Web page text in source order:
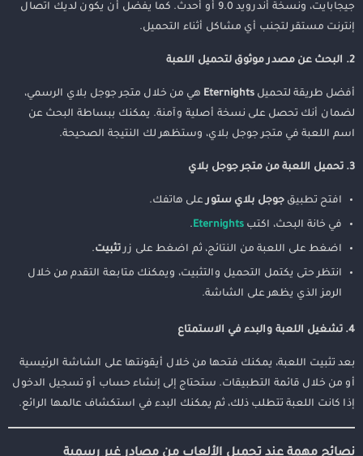
جيجابايت، ونسخة أندرويد 9.0 أو أحدث. كما يفضل أن يكون لديك اتصال
إنترنت مستقر لتجنب أي مشاكل أثناء التحميل.
2. البحث عن مصدر موثوق لتحميل اللعبة
أفضل طريقة لتحميل Eternights هي من خلال متجر جوجل بلاي الرسمي،
لضمان أنك تحصل على نسخة أصلية وآمنة. يمكنك ببساطة البحث عن
اسم اللعبة في متجر جوجل بلاي، وستظهر لك النتيجة الصحيحة.
3. تحميل اللعبة من متجر جوجل بلاي
افتح تطبيق جوجل بلاي ستورعلى هاتفك.
في خانة البحث، اكتب Eternights
.
اضغط على اللعبة من النتائج، ثم اضغط على زرتثبيت.
انتظر حتى يكتمل التحميل والتثبيت، ويمكنك متابعة التقدم من خلال
الرمز الذي يظهر على الشاشة.
4. تشغيل اللعبة والبدء في الاستمتاع
بعد تثبيت اللعبة، يمكنك فتحها من خلال أيقونتها على الشاشة الرئيسية
أو من خلال قائمة التطبيقات. ستحتاج إلى إنشاء حساب أو تسجيل الدخول
إذا كانت اللعبة تتطلب ذلك، ثم يمكنك البدء في استكشاف عالمها الرائع.
نصائح مهمة عند تحميل الألعاب من مصادر غير رسمية